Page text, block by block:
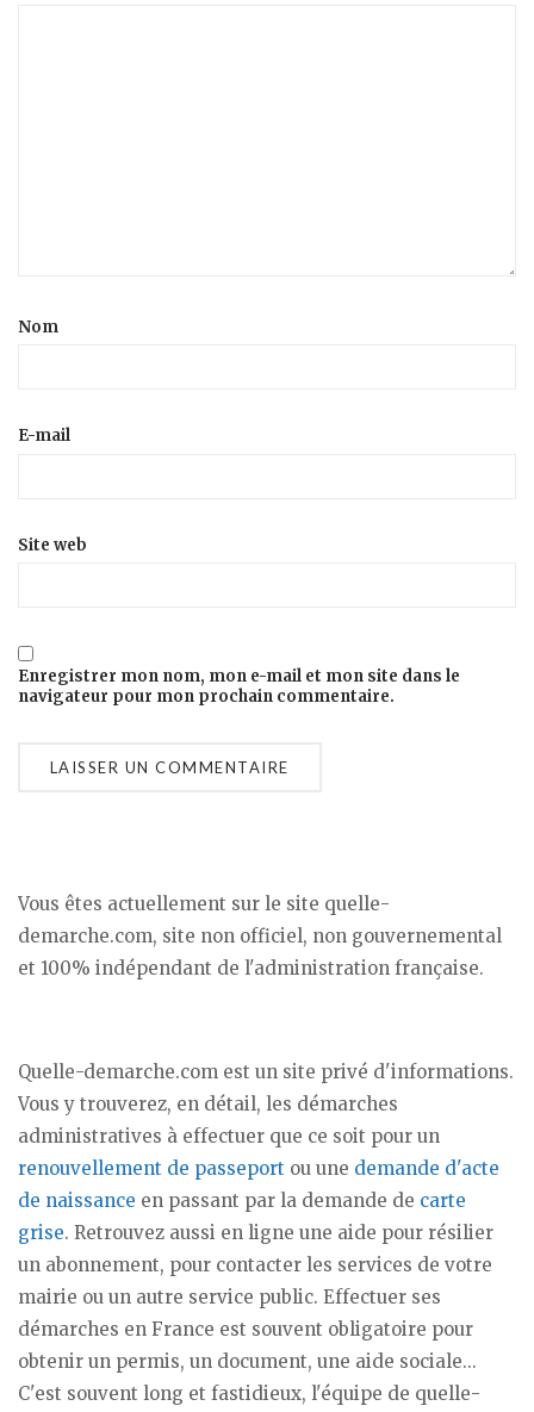
Nom
E-mail
Site web
Enregistrer mon nom, mon e-mail et mon site dans le
navigateur pour mon prochain commentaire.
Vous êtes actuellement sur le site quelle-
demarche.com, site non officiel, non gouvernemental
et 100% indépendant de l'administration française.
Quelle-demarche.com est un site privé d'informations.
Vous y trouverez, en détail, les démarches
administratives à effectuer que ce soit pour un
renouvellement de passeport ou une demande d'acte
de naissance en passant par la demande de carte
grise. Retrouvez aussi en ligne une aide pour résilier
un abonnement, pour contacter les services de votre
mairie ou un autre service public. Effectuer ses
démarches en France est souvent obligatoire pour
obtenir un permis, un document, une aide sociale...
C'est souvent long et fastidieux, l'équipe de quelle-